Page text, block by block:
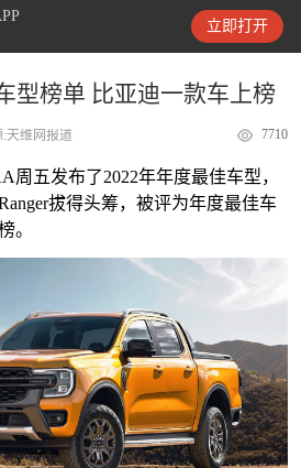
立即打开
天维新闻
型榜单 比亚迪一款车上榜
:天维网报道 7710
周五发布了2022年年度最佳车型，
拔得头筹，被评为年度最佳车
。